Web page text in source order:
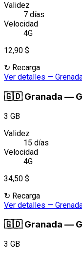
Validez
7 días
Velocidad
4G
12,90 $
↻ Recarga
Ver detalles —
🇬🇩 Granada —
3 GB
Validez
15 días
Velocidad
4G
34,50 $
↻ Recarga
Ver detalles —
🇬🇩 Granada —
3 GB